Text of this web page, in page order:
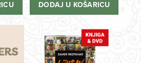
DODAJ U KOŠARICU